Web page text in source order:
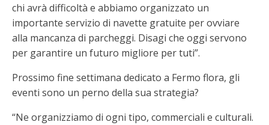
chi avrà difficoltà e abbiamo organizzato un
importante servizio di navette gratuite per ovviare
alla mancanza di parcheggi. Disagi che oggi servono
per garantire un futuro migliore per tuti”.
Prossimo fine settimana dedicato a Fermo flora, gli
eventi sono un perno della sua strategia?
“Ne organizziamo di ogni tipo, commerciali e culturali.